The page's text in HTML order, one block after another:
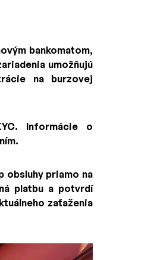
bankomatom,
umožňujú
na burzovej
Informácie o
obsluhy priamo na
platbu a potvrdí
zaťaženia